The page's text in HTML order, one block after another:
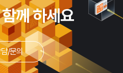
께 하세요
/문의